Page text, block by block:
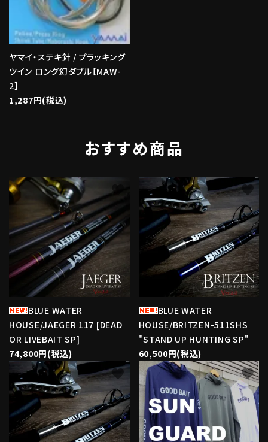
ヤマイ・ステキ針 / プラッキング
ツイン ロング幻ダブル【MAW-
2】
1,287円(税込)
おすすめ商品
BLUE WATER
HOUSE/JAEGER 117 [DEAD
OR LIVEBAIT SP]
74,800円(税込)
favorite
BLUE WATER
HOUSE/BRITZEN-511SHS
"STAND UP HUNTING SP"
60,500円(税込)
favorite
favorite favorite